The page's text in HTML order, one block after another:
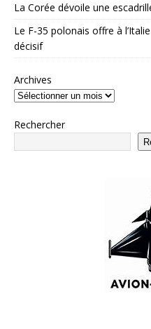
La Corée dévoile une
Le F-35 polonais offre à
décisif
Archives
Rechercher